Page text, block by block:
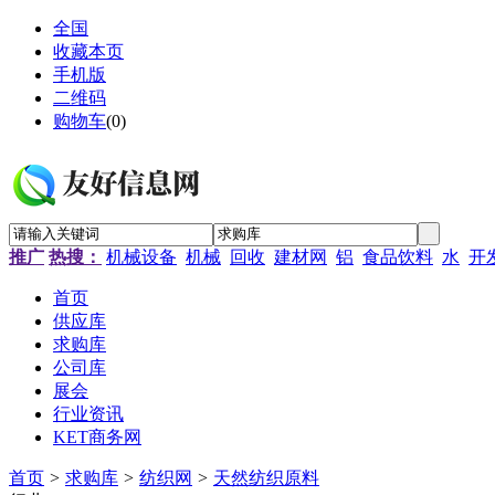
全国
收藏本页
手机版
二维码
购物车(0)
推广 热搜： 机械设备 机械 回收 建材网 铝 食品饮料 水 开
首页
供应库
求购库
公司库
展会
行业资讯
KET商务网
首页 > 求购库 > 纺织网 > 天然纺织原料